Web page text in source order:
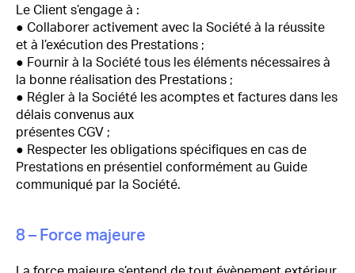
Le Client s’engage à :
● Collaborer activement avec la Société à la réussite
et à l’exécution des Prestations ;
● Fournir à la Société tous les éléments nécessaires à
la bonne réalisation des Prestations ;
● Régler à la Société les acomptes et factures dans les
délais convenus aux
présentes CGV ;
● Respecter les obligations spécifiques en cas de
Prestations en présentiel conformément au Guide
communiqué par la Société.
8 – Force majeure